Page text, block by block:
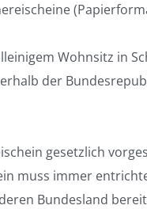
Wohnsitz in
der
gesetzlich
muss immer
Bundesland